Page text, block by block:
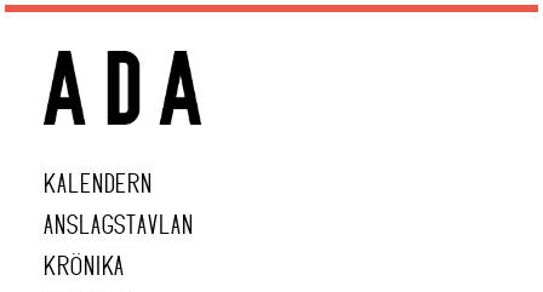
KALENDERN
ANSLAGSTAVLAN
KRÖNIKA